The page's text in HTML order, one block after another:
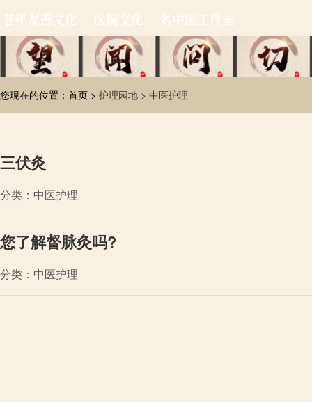
老年友善文化
医院文化 名中医工作室
您现在的位置：首页 > 护理园地 > 中医护理
三伏灸
分类：中医护理
您了解督脉灸吗?
分类：中医护理